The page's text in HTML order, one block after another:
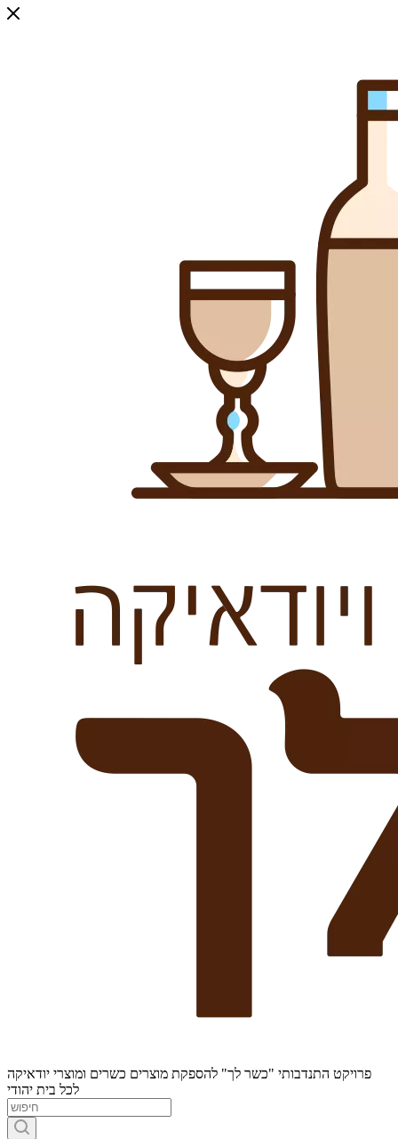
פרויקט התנדבותי "כשר לך" להספקת מוצרים כשרים ומוצרי יודאיקה
לכל בית יהודי